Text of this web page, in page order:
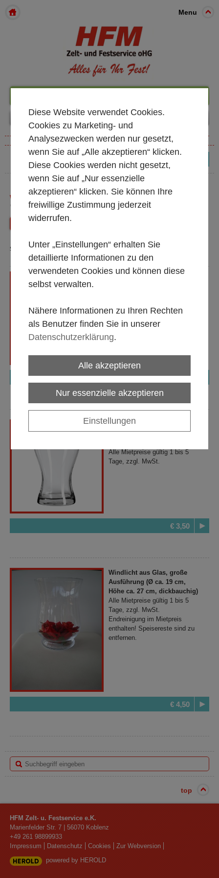
Menu
WINDLICHTER
* alle Preise exkl. MwSt.
Sortierung:
Windlicht/Kerzenglas, rund,
Tage, zzgl. MwSt.
€ 0,20
Windlicht aus Glas, mittlere
Ausführung (Ø ca. 14 cm,
Alle Mietpreise gültig 1 bis 5
Tage, zzgl. MwSt.
€ 3,50
Windlicht aus Glas, große
Ausführung (Ø ca. 19 cm,
Höhe ca. 27 cm, dickbauchig)
Alle Mietpreise gültig 1 bis 5
Tage, zzgl. MwSt.
Endreinigung im Mietpreis
enthalten! Speisereste sind zu
entfernen.
€ 4,50
top
HFM Zelt- u. Festservice e.K.
Marienfelder Str. 7 | 56070 Koblenz
+49 261 98899933
Impressum
Datenschutz Cookies
Zur Webversion
powered by HEROLD
Diese Website verwendet Cookies.
Cookies zu Marketing- und
Analysezwecken werden nur gesetzt,
wenn Sie auf „Alle akzeptieren“ klicken.
Diese Cookies werden nicht gesetzt,
wenn Sie auf „Nur essenzielle
akzeptieren“ klicken. Sie können Ihre
freiwillige Zustimmung jederzeit
widerrufen.
Unter „Einstellungen“ erhalten Sie
detaillierte Informationen zu den
verwendeten Cookies und können diese
selbst verwalten.
Nähere Informationen zu Ihren Rechten
als Benutzer finden Sie in unserer
Datenschutzerklärung.
Alle akzeptieren
Nur essenzielle akzeptieren
Einstellungen